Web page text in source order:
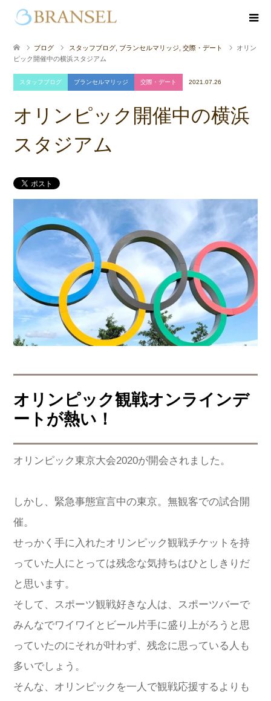
ブログ スタッフブログ ブランセルマリッジ 交際・デート
オリン
ピック開催中の横浜スタジアム
スタッフブログ ブランセルマリッジ 交際・デート 2021.07.26
オリンピック開催中の横浜
スタジアム
オリンピック観戦オンラインデ
ートが熱い！
オリンピック東京大会2020が開会されました。
しかし、緊急事態宣言中の東京。無観客での試合開
催。
せっかく手に入れたオリンピック観戦チケットを持
っていた人にとっては残念な気持ちはひとしきりだ
と思います。
そして、スポーツ観戦好きな人は、スポーツバーで
みんなでワイワイとビール片手に盛り上がろうと思
っていたのにそれが叶わず、残念に思っている人も
多いでしょう。
そんな、オリンピックを一人で観戦応援するよりも